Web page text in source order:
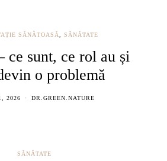
SĂNĂTOASĂ, SĂNĂTATE
ce sunt, ce rol au și
o problemă
2026 DR.GREEN.NATURE
SĂNĂTATE